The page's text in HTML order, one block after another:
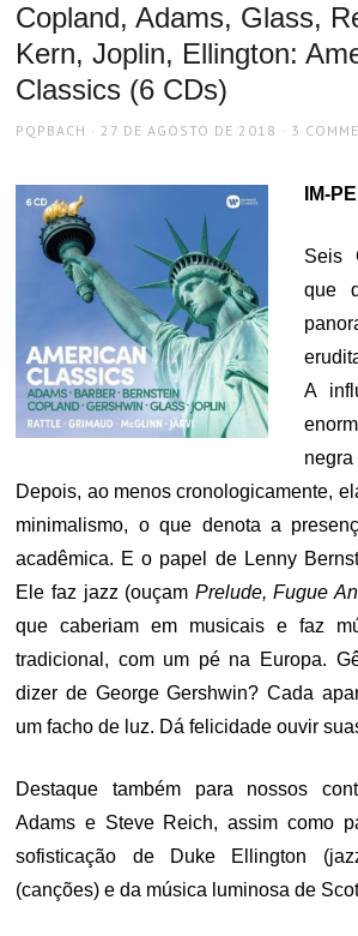
Copland, Adams, Glass,
Kern, Joplin, Ellington:
Classics (6 CDs)
AUTHOR
PQPBACH
POSTED
27 DE AGOSTO DE 2018 3
IM-
Seis
que
A
Depois, ao menos cronologicamente,
minimalismo, o que denota a
acadêmica. E o papel de Lenny
Ele faz jazz (ouçam Prelude, Fugue
que caberiam em musicais e faz
tradicional, com um pé na Europa.
dizer de George Gershwin? Cada
um facho de luz. Dá felicidade ouvir
Destaque também para nossos
Adams e Steve Reich, assim como
sofisticação de Duke Ellington
(canções) e da música luminosa de